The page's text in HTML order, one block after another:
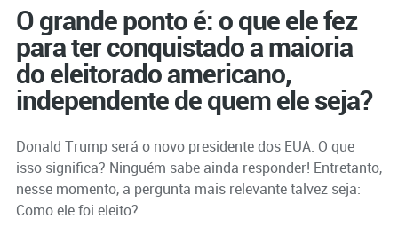
O grande ponto é: o que ele fez
para ter conquistado a maioria
do eleitorado americano,
independente de quem ele seja?
Donald Trump será o novo presidente dos EUA. O que
isso significa? Ninguém sabe ainda responder! Entretanto,
nesse momento, a pergunta mais relevante talvez seja:
Como ele foi eleito?